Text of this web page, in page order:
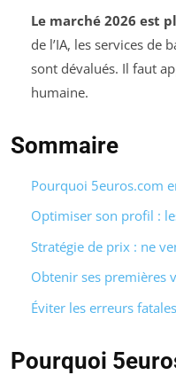
Le marché 2026 est
de l’IA, les services de
sont dévalués. Il faut
humaine.
Sommaire
Pourquoi 5euros.com
Optimiser son profil :
Stratégie de prix : ne
Obtenir ses premières
Éviter les erreurs
Pourquoi